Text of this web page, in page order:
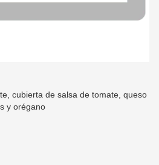
cubierta de salsa de tomate, queso
y orégano